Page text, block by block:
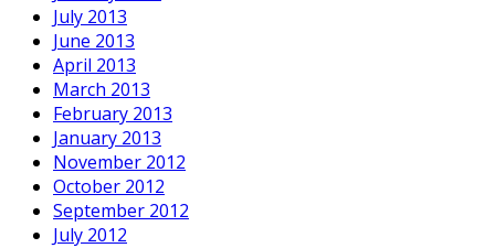
July 2013
June 2013
April 2013
March 2013
February 2013
January 2013
November 2012
October 2012
September 2012
July 2012